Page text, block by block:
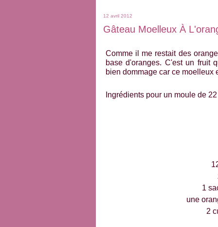
12 avril 2012
Gâteau Moelleux À
Comme il me restait des
base d'oranges. C'est un fruit
bien dommage car ce moelleux
Ingrédients pour un moule de
1
une
2